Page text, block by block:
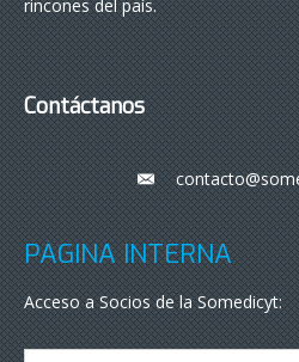
rincones del país.
Contáctanos
___
PÁGINA INTERNA
Acceso a Socios de la Somedicyt: